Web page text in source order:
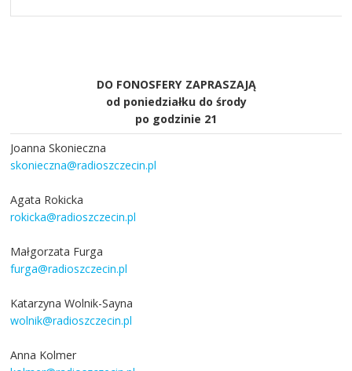
DO FONOSFERY ZAPRASZAJĄ
od poniedziałku do środy
po godzinie 21
Joanna Skonieczna
skonieczna@radioszczecin.pl
Agata Rokicka
rokicka@radioszczecin.pl
Małgorzata Furga
furga@radioszczecin.pl
Katarzyna Wolnik-Sayna
wolnik@radioszczecin.pl
Anna Kolmer